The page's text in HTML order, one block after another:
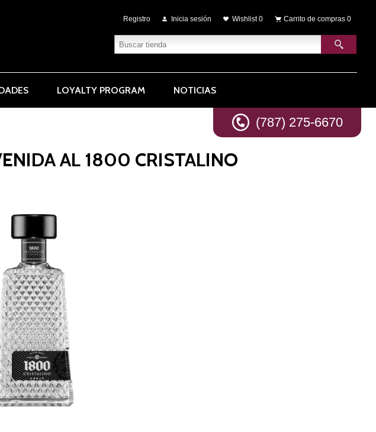
Registro Inicia sesión Wishlist 0 Carrito de compras 0
(787) 275-6670
LOYALTY PROGRAM NOTICIAS
AL 1800 CRISTALINO